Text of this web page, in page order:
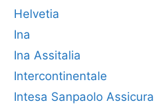
Helvetia
Ina
Ina Assitalia
Intercontinentale
Intesa Sanpaolo Assicura